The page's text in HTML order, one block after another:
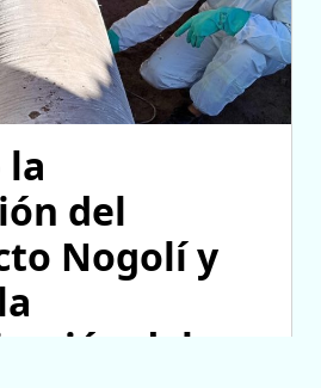
la
del
Nogolí y
del